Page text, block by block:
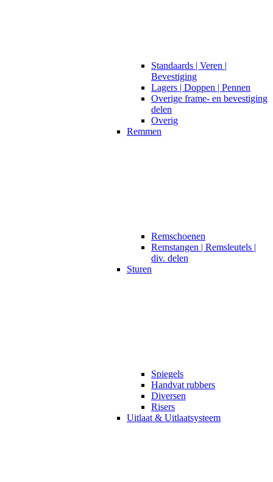
Standaards | Veren |
Bevestiging
Lagers | Doppen | Pennen
Overige frame- en bevestiging
delen
Overig
Remmen
Remschoenen
Remstangen | Remsleutels |
div. delen
Sturen
Spiegels
Handvat rubbers
Diversen
Risers
Uitlaat & Uitlaatsysteem